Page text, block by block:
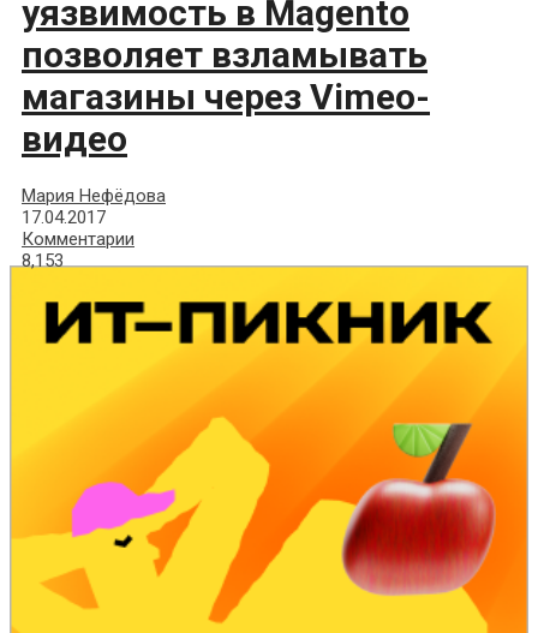
уязвимость в Magento
позволяет взламывать
магазины через Vimeo-
видео
Мария Нефёдова
17.04.2017
Комментарии
8,153